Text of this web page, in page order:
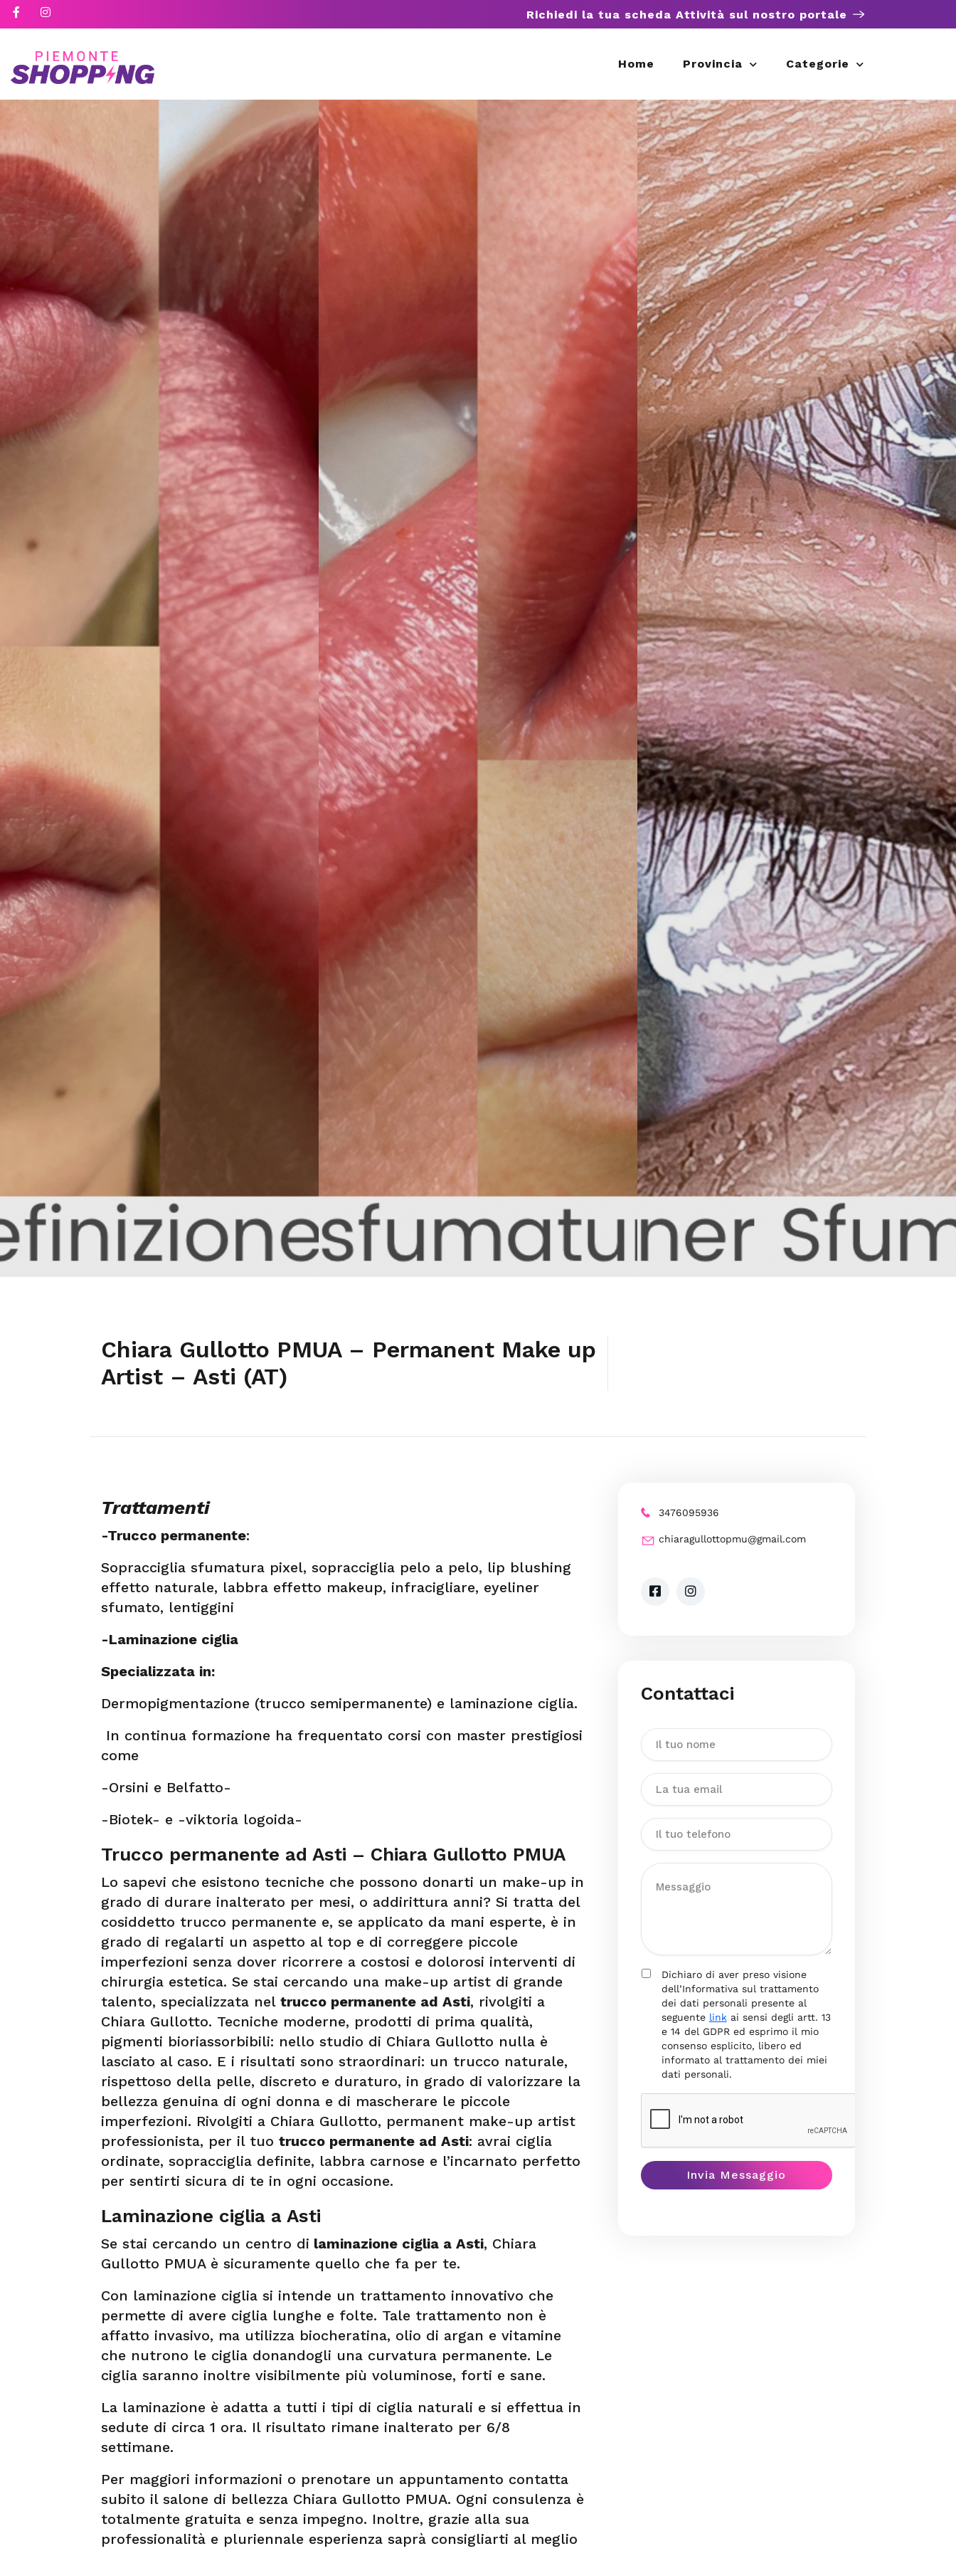
Richiedi la tua scheda Attività sul nostro portale
Home Provincia Categorie
Chiara Gullotto PMUA – Permanent Make up
Artist – Asti (AT)
Trattamenti
-Trucco permanente:
Sopracciglia sfumatura pixel, sopracciglia pelo a pelo, lip blushing
effetto naturale, labbra effetto makeup, infracigliare, eyeliner
sfumato, lentiggini
-Laminazione ciglia
Specializzata in:
Dermopigmentazione (trucco semipermanente) e laminazione ciglia.
In continua formazione ha frequentato corsi con master prestigiosi
come
-Orsini e Belfatto-
-Biotek- e -viktoria logoida-
Trucco permanente ad Asti – Chiara Gullotto PMUA
Lo sapevi che esistono tecniche che possono donarti un make-up in
grado di durare inalterato per mesi, o addirittura anni? Si tratta del
cosiddetto trucco permanente e, se applicato da mani esperte, è in
grado di regalarti un aspetto al top e di correggere piccole
imperfezioni senza dover ricorrere a costosi e dolorosi interventi di
chirurgia estetica. Se stai cercando una make-up artist di grande
talento, specializzata nel trucco permanente ad Asti, rivolgiti a
Chiara Gullotto. Tecniche moderne, prodotti di prima qualità,
pigmenti bioriassorbibili: nello studio di Chiara Gullotto nulla è
lasciato al caso. E i risultati sono straordinari: un trucco naturale,
rispettoso della pelle, discreto e duraturo, in grado di valorizzare la
bellezza genuina di ogni donna e di mascherare le piccole
imperfezioni. Rivolgiti a Chiara Gullotto, permanent make-up artist
professionista, per il tuo trucco permanente ad Asti: avrai ciglia
ordinate, sopracciglia definite, labbra carnose e l’incarnato perfetto
per sentirti sicura di te in ogni occasione.
Laminazione ciglia a Asti
Se stai cercando un centro di laminazione ciglia a Asti, Chiara
Gullotto PMUA è sicuramente quello che fa per te.
Con laminazione ciglia si intende un trattamento innovativo che
permette di avere ciglia lunghe e folte. Tale trattamento non è
affatto invasivo, ma utilizza biocheratina, olio di argan e vitamine
che nutrono le ciglia donandogli una curvatura permanente. Le
ciglia saranno inoltre visibilmente più voluminose, forti e sane.
La laminazione è adatta a tutti i tipi di ciglia naturali e si effettua in
sedute di circa 1 ora. Il risultato rimane inalterato per 6/8
settimane.
Per maggiori informazioni o prenotare un appuntamento contatta
subito il salone di bellezza Chiara Gullotto PMUA. Ogni consulenza è
totalmente gratuita e senza impegno. Inoltre, grazie alla sua
professionalità e pluriennale esperienza saprà consigliarti al meglio
3476095936
chiaragullottopmu@gmail.com
Contattaci
Dichiaro di aver preso visione
dell’Informativa sul trattamento
dei dati personali presente al
seguente linkai sensi degli artt. 13
e 14 del GDPR ed esprimo il mio
consenso esplicito, libero ed
informato al trattamento dei miei
dati personali.